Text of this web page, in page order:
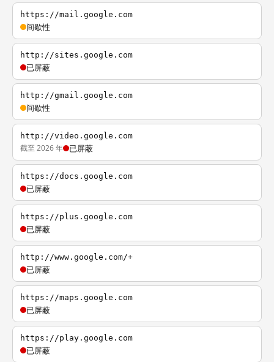
https://mail.google.com
间歇性
http://sites.google.com
已屏蔽
http://gmail.google.com
间歇性
http://video.google.com
截至 2026 年 已屏蔽
https://docs.google.com
已屏蔽
https://plus.google.com
已屏蔽
http://www.google.com/+
已屏蔽
https://maps.google.com
已屏蔽
https://play.google.com
已屏蔽